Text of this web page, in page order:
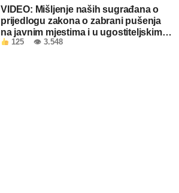
VIDEO: Mišljenje naših sugrađana o
prijedlogu zakona o zabrani pušenja
na javnim mjestima i u ugostiteljskim
objektima u FBiH
125 👁 3.548